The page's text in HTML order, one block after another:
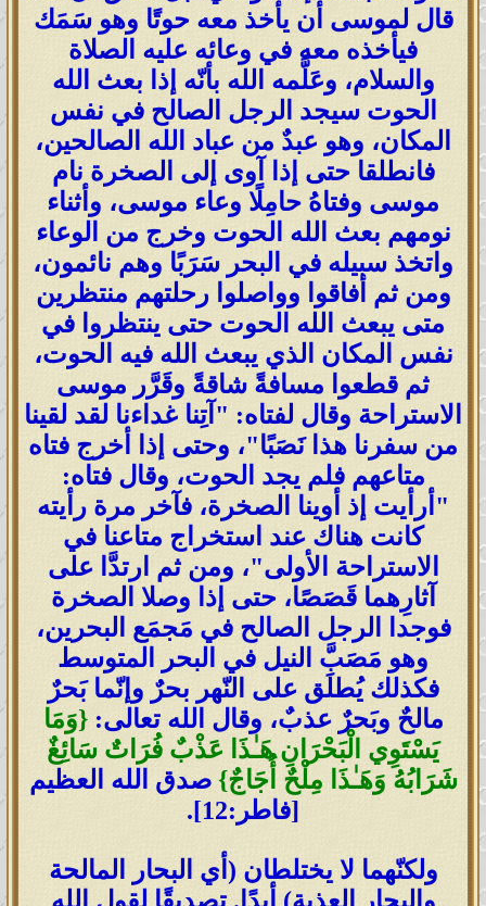
قال لموسى أن يأخذ معه حوتًا وهو سَمَك
فيأخذه معه في وعائه عليه الصلاة
والسلام، وعَلَّمه الله بأنّه إذا بعث الله
الحوت سيجد الرجل الصالح في نفس
المكان، وهو عبدٌ من عباد الله الصالحين،
فانطلقا حتى إذا آوى إلى الصخرة نام
موسى وفتاهُ حامِلًا وعاء موسى، وأثناء
نومهم بعث الله الحوت وخرج من الوعاء
واتخذ سبيله في البحر سَرَبًا وهم نائمون،
ومن ثم أفاقوا وواصلوا رحلتهم منتظرين
متى يبعث الله الحوت حتى ينتظروا في
نفس المكان الذي يبعث الله فيه الحوت،
ثم قطعوا مسافةً شاقةً وقَرَّر موسى
الاستراحة وقال لفتاه: "آتِنا غداءنا لقد لقينا
من سفرنا هذا نَصَبًا"، وحتى إذا أخرج فتاه
متاعهم فلم يجد الحوت، وقال فتاه:
"أرأيت إذ أوينا الصخرة، فآخر مرة رأيته
كانت هناك عند استخراج متاعنا في
الاستراحة الأولى"، ومن ثم ارتدَّا على
آثارِهما قَصَصًا، حتى إذا وصلا الصخرة
فوجدا الرجل الصالح في مَجمَع البحرين،
وهو مَصَبَّ النيل في البحر المتوسط
فكذلك يُطلَق على النّهر بحرٌ وإنّما بَحرٌ
مالحٌ وبَحرٌ عذبٌ، وقال الله تعالى:{وَمَا
يَسْتَوِي الْبَحْرَانِ هَـٰذَا عَذْبٌ فُرَاتٌ سَائِغٌ
شَرَابُهُ وَهَـٰذَا مِلْحٌ أُجَاجٌ} صدق الله العظيم
[فاطر:12].
ولكنّهما لا يختلطان (أي البحار المالحة